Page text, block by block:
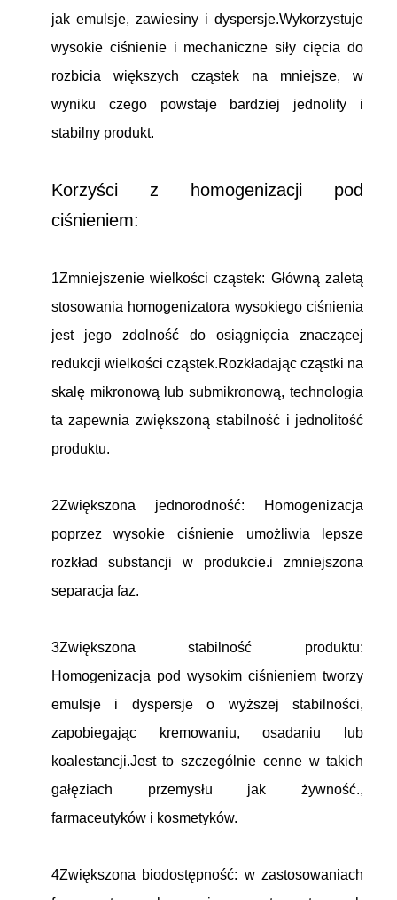
jak emulsje, zawiesiny i dyspersje.Wykorzystuje
wysokie ciśnienie i mechaniczne siły cięcia do
rozbicia większych cząstek na mniejsze, w
wyniku czego powstaje bardziej jednolity i
stabilny produkt.
Korzyści z homogenizacji pod
ciśnieniem:
1Zmniejszenie wielkości cząstek: Główną zaletą
stosowania homogenizatora wysokiego ciśnienia
jest jego zdolność do osiągnięcia znaczącej
redukcji wielkości cząstek.Rozkładając cząstki na
skalę mikronową lub submikronową, technologia
ta zapewnia zwiększoną stabilność i jednolitość
produktu.
2Zwiększona jednorodność: Homogenizacja
poprzez wysokie ciśnienie umożliwia lepsze
rozkład substancji w produkcie.i zmniejszona
separacja faz.
3Zwiększona stabilność produktu:
Homogenizacja pod wysokim ciśnieniem tworzy
emulsje i dyspersje o wyższej stabilności,
zapobiegając kremowaniu, osadaniu lub
koalestancji.Jest to szczególnie cenne w takich
gałęziach przemysłu jak żywność.,
farmaceutyków i kosmetyków.
4Zwiększona biodostępność: w zastosowaniach